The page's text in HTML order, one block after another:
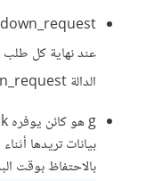
الدالة teardown_request.
بيانات تريدها
بالاحتفاظ بوقت